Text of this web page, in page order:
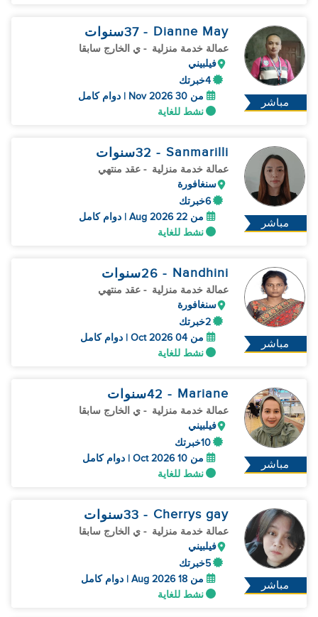
مباشر
Dianne May
- 37 سنوات
عمالة خدمة منزلية - ي الخارج سابقا
فيلبيني
4خبرتك
من 30 Nov 2026 | دوام كامل
نشط للغاية
مباشر
Sanmarilli
- 32 سنوات
عمالة خدمة منزلية - عقد منتهي
سنغافورة
6خبرتك
من 22 Aug 2026 | دوام كامل
نشط للغاية
مباشر
Nandhini
- 26 سنوات
عمالة خدمة منزلية - عقد منتهي
سنغافورة
2خبرتك
من 04 Oct 2026 | دوام كامل
نشط للغاية
مباشر
Mariane
- 42 سنوات
عمالة خدمة منزلية - ي الخارج سابقا
فيلبيني
10خبرتك
من 10 Oct 2026 | دوام كامل
نشط للغاية
مباشر
Cherrys gay
- 33 سنوات
عمالة خدمة منزلية - ي الخارج سابقا
فيلبيني
5خبرتك
من 18 Aug 2026 | دوام كامل
نشط للغاية